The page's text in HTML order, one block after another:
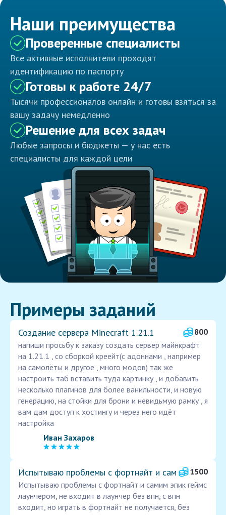
Наши преимущества
Проверенные специалисты
Все активные исполнители проходят
идентификацию по паспорту
Готовы к работе 24/7
Тысячи профессионалов онлайн и готовы взяться за
вашу задачу немедленно
Решение для всех задач
Любые запросы и бюджеты — у нас есть
специалисты для каждой цели
Примеры заданий
Создание сервера Minecraft 1.21.1
800
напиши просьбу к заказу создать сервер майнкрафт
на 1.21.1 , со сборкой креейт(с адоннами , например
на самолёты и другое , много модов) так же
настроить таб вставить туда картинку , и добавить
несколько плагинов для более ванильности, и новую
генерацию, на стойки для брони и невидьмую рамку , я
вам дам доступ к хостингу и через него идёт
настройка
Иван Захаров
Испытываю проблемы с фортнайт и сам
1500
Испытываю проблемы с фортнайт и самим эпик геймс
лаунчером, не входит в лаунчер без впн, с впн
входит, но играть в фортнайт не получается, без